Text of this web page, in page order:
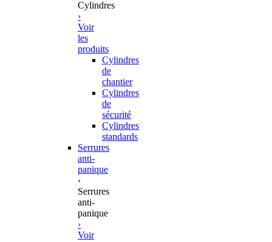
Cylindres
›
Voir
les
produits
Cylindres
de
chantier
Cylindres
de
sécurité
Cylindres
standards
Serrures
anti-
panique
‹
Serrures
anti-
panique
›
Voir